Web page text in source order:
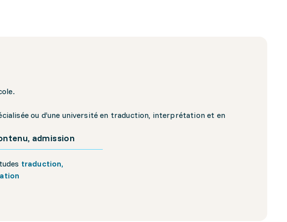
ou d’une université en traduction, interprétation et en
admission
traduction,